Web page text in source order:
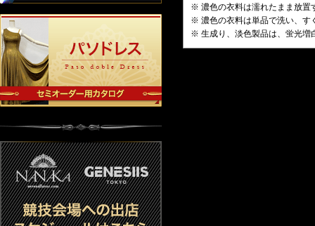
※ 濃色の衣料は濡れたまま放置
※ 濃色の衣料は単品で洗い、す
※ 生成り、淡色製品は、蛍光増